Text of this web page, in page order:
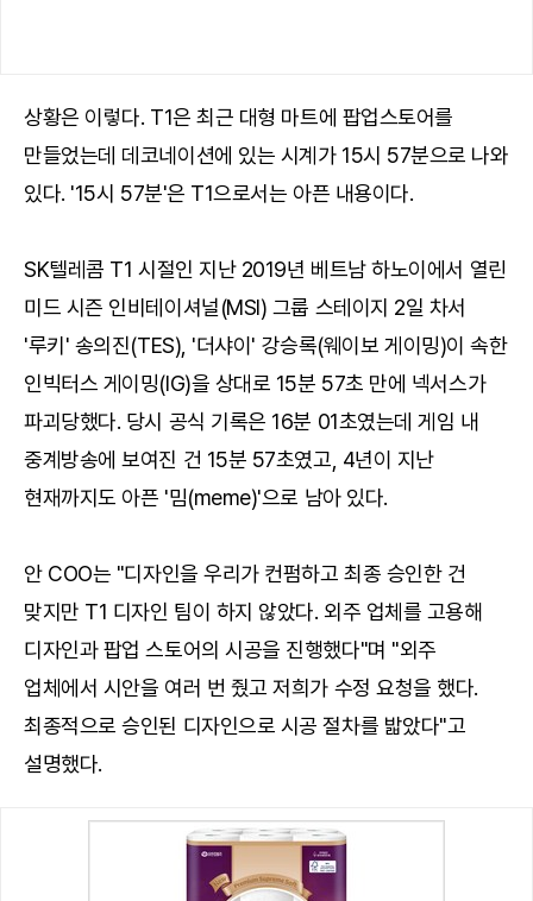
상황은 이렇다. T1은 최근 대형 마트에 팝업스토어를
만들었는데 데코네이션에 있는 시계가 15시 57분으로 나와
있다. '15시 57분'은 T1으로서는 아픈 내용이다.
SK텔레콤 T1 시절인 지난 2019년 베트남 하노이에서 열린
미드 시즌 인비테이셔널(MSI) 그룹 스테이지 2일 차서
'루키' 송의진(TES), '더샤이' 강승록(웨이보 게이밍)이 속한
인빅터스 게이밍(IG)을 상대로 15분 57초 만에 넥서스가
파괴당했다. 당시 공식 기록은 16분 01초였는데 게임 내
중계방송에 보여진 건 15분 57초였고, 4년이 지난
현재까지도 아픈 '밈(meme)'으로 남아 있다.
안 COO는 "디자인을 우리가 컨펌하고 최종 승인한 건
맞지만 T1 디자인 팀이 하지 않았다. 외주 업체를 고용해
디자인과 팝업 스토어의 시공을 진행했다"며 "외주
업체에서 시안을 여러 번 줬고 저희가 수정 요청을 했다.
최종적으로 승인된 디자인으로 시공 절차를 밟았다"고
설명했다.